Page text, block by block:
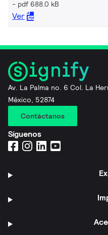
pdf 688.0 kB
Ver
Av. La Palma no. 6 Col. La
México, 52874
Contáctanos
Síguenos